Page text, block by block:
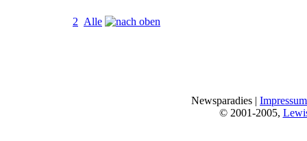
2 Alle
Newsparadies | Impressum
© 2001-2005,